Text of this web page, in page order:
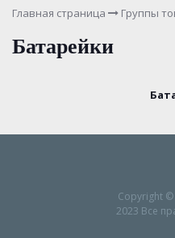
Главная страница Группы
Батарейки
Copyright ©
2023 Все